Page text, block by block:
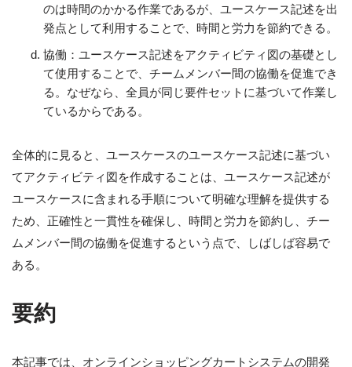
のは時間のかかる作業であるが、ユースケース記述を出
発点として利用することで、時間と労力を節約できる。
協働：ユースケース記述をアクティビティ図の基礎とし
て使用することで、チームメンバー間の協働を促進でき
る。なぜなら、全員が同じ要件セットに基づいて作業し
ているからである。
全体的に見ると、ユースケースのユースケース記述に基づい
てアクティビティ図を作成することは、ユースケース記述が
ユースケースに含まれる手順について明確な理解を提供する
ため、正確性と一貫性を確保し、時間と労力を節約し、チー
ムメンバー間の協働を促進するという点で、しばしば容易で
ある。
要約
本記事では、オンラインショッピングカートシステムの開発